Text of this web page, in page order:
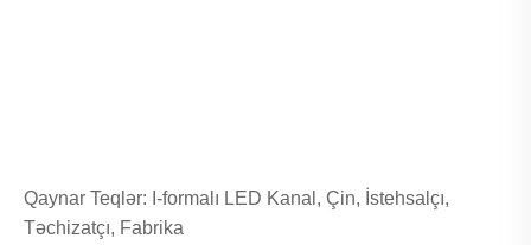
Qaynar Teqlər: I-formalı LED Kanal, Çin, İstehsalçı,
Təchizatçı, Fabrika